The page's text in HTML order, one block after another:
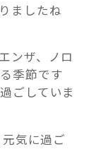
ましたね
ンザ、ノロ
季節です
ごしていま
気に過ご